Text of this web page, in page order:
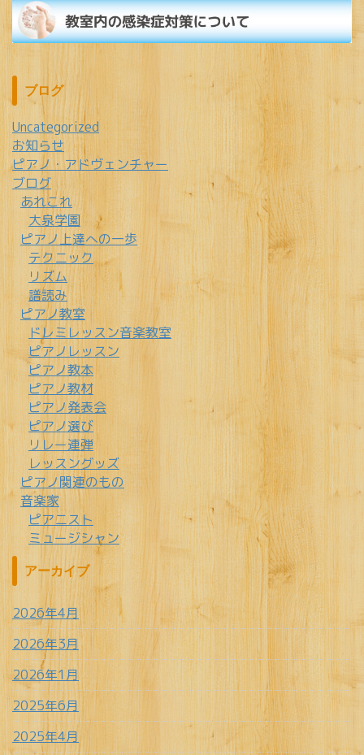
ブログ
Uncategorized
お知らせ
ピアノ・アドヴェンチャー
ブログ
あれこれ
大泉学園
ピアノ上達への一歩
テクニック
リズム
譜読み
ピアノ教室
ドレミレッスン音楽教室
ピアノレッスン
ピアノ教本
ピアノ教材
ピアノ発表会
ピアノ選び
リレー連弾
レッスングッズ
ピアノ関連のもの
音楽家
ピアニスト
ミュージシャン
アーカイブ
2026年4月
2026年3月
2026年1月
2025年6月
2025年4月